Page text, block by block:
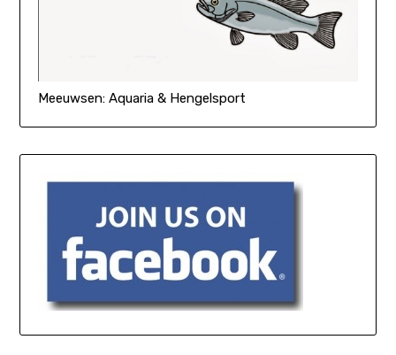
Meeuwsen: Aquaria & Hengelsport